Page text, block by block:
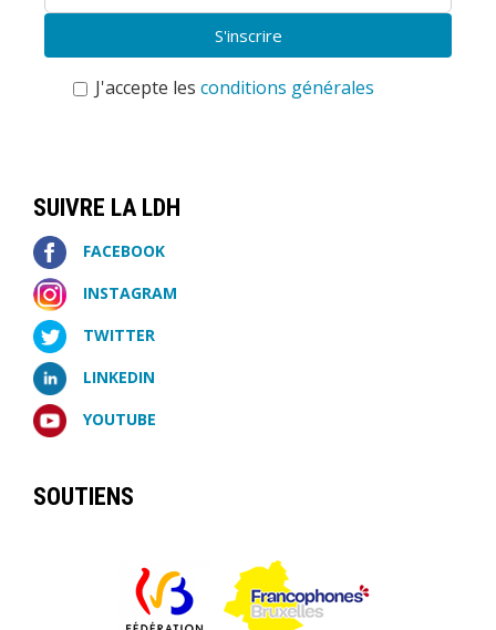
J'accepte les conditions générales
SUIVRE LA LDH
FACEBOOK
INSTAGRAM
TWITTER
LINKEDIN
YOUTUBE
SOUTIENS